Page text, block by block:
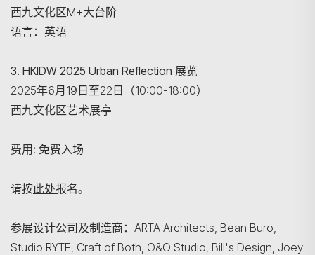
西九文化区M+大台阶
语言：英语
3. HKIDW 2025 Urban Reflection 展览
2025年6月19日至22日（10:00-18:00）
西九文化区艺术展亭
费用: 免费入场
请按此处报名。
参展设计公司及制造商：ARTA Architects, Bean Buro,
Studio RYTE, Craft of Both, O&O Studio, Bill's Design, Joey